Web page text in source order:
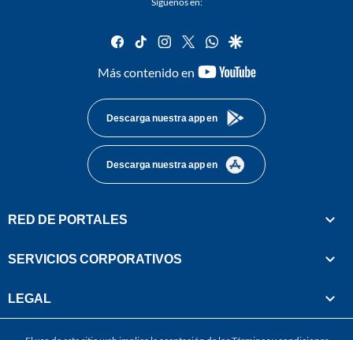
facebook
tiktok instagram
twitterwhatsapp
google
Más contenido en
youtube-
Descarga nuestra app en
Descarga nuestra app en
RED DE PORTALES
SERVICIOS CORPORATIVOS
LEGAL